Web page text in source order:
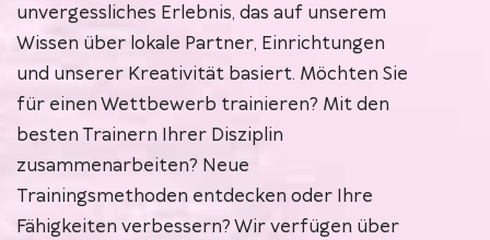
unvergessliches Erlebnis, das auf unserem
Wissen über lokale Partner, Einrichtungen
und unserer Kreativität basiert. Möchten Sie
für einen Wettbewerb trainieren? Mit den
besten Trainern Ihrer Disziplin
zusammenarbeiten? Neue
Trainingsmethoden entdecken oder Ihre
Fähigkeiten verbessern? Wir verfügen über